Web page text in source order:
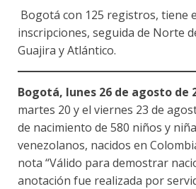
Bogotá con 125 registros, tiene
inscripciones, seguida de Norte
Guajira y Atlántico.
Bogotá, lunes 26 de agosto de
martes 20 y el viernes 23 de
de nacimiento de 580 niños y
venezolanos, nacidos en
nota “Válido para demostrar
anotación fue realizada por